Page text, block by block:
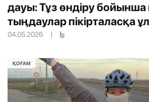
дауы: Тұз өндіру
тыңдаулар пікірталасқа
04.05.2026 |
ҚОҒАМ